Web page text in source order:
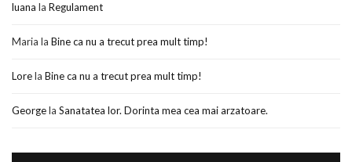
luana la Regulament
Maria la Bine ca nu a trecut prea mult timp!
Lorela Bine ca nu a trecut prea mult timp!
Georgela Sanatatea lor. Dorinta mea cea mai arzatoare.